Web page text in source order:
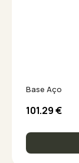
Base Aço
101.29€